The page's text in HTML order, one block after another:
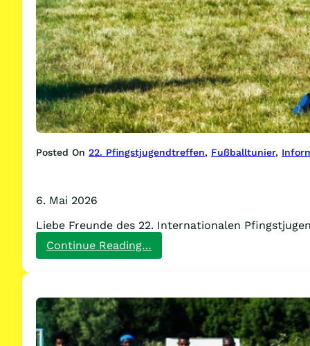
Posted On 22. Pfingstjugendtreffen, Fußballtunier,
6. Mai 2026
Liebe Freunde des 22. Internationalen
Continue Reading…
Das
findet
statt
im
Revierpark